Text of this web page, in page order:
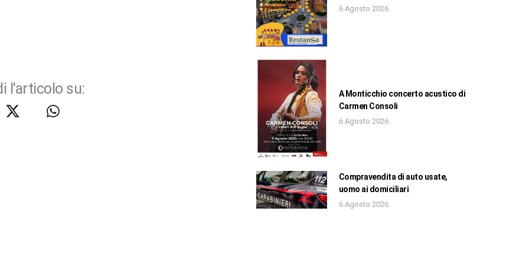
l'articolo su:
6 Agosto 2026
A Monticchio concerto acustico di
Carmen Consoli
6 Agosto 2026
Compravendita di auto usate,
uomo ai domiciliari
6 Agosto 2026